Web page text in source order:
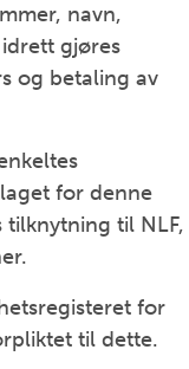
navn,
gjøres
og betaling av
for denne
til NLF,
for
til dette.